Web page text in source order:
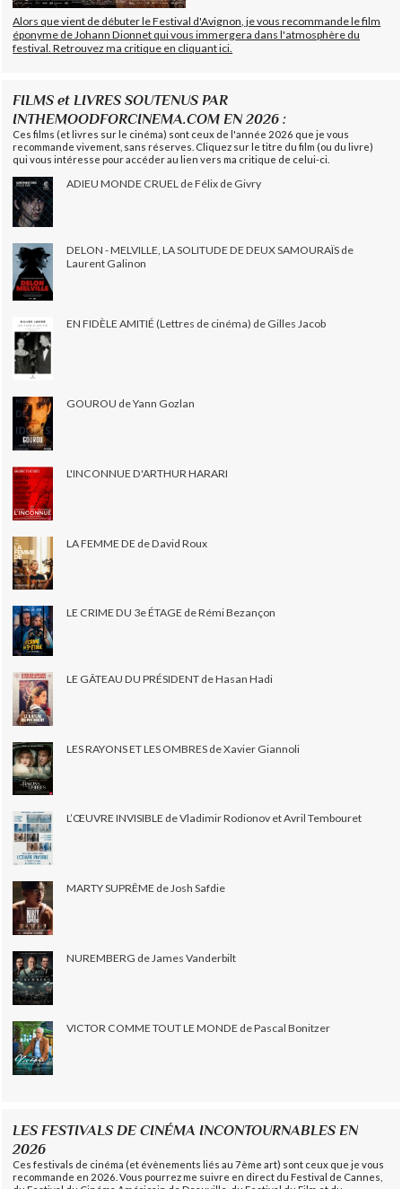
Alors que vient de débuter le Festival d'Avignon, je vous recommande le film
éponyme de Johann Dionnet qui vous immergera dans l'atmosphère du
festival. Retrouvez ma critique en cliquant ici.
FILMS et LIVRES SOUTENUS PAR
INTHEMOODFORCINEMA.COM EN 2026 :
Ces films (et livres sur le cinéma) sont ceux de l'année 2026 que je vous
recommande vivement, sans réserves. Cliquez sur le titre du film (ou du livre)
qui vous intéresse pour accéder au lien vers ma critique de celui-ci.
ADIEU MONDE CRUEL de Félix de Givry
DELON - MELVILLE, LA SOLITUDE DE DEUX SAMOURAÏS de
Laurent Galinon
EN FIDÈLE AMITIÉ (Lettres de cinéma) de Gilles Jacob
GOUROU de Yann Gozlan
L'INCONNUE D'ARTHUR HARARI
LA FEMME DE de David Roux
LE CRIME DU 3e ÉTAGE de Rémi Bezançon
LE GÂTEAU DU PRÉSIDENT de Hasan Hadi
LES RAYONS ET LES OMBRES de Xavier Giannoli
L’ŒUVRE INVISIBLE de Vladimir Rodionov et Avril Tembouret
MARTY SUPRÊME de Josh Safdie
NUREMBERG de James Vanderbilt
VICTOR COMME TOUT LE MONDE de Pascal Bonitzer
LES FESTIVALS DE CINÉMA INCONTOURNABLES EN
2026
Ces festivals de cinéma (et évènements liés au 7ème art) sont ceux que je vous
recommande en 2026. Vous pourrez me suivre en direct du Festival de Cannes,